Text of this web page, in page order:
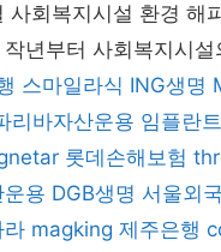
사회복지시설 환경 해
년부터 사회복지시설
스마일라식 ING생명
리바자산운용 임플란
롯데손해보험
용 DGB생명 서울외
라 magking 제주은행